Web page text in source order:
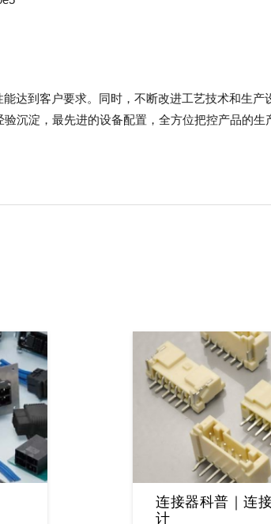
达到客户要求。同时，不断改进工艺技术和生产
沉淀，最先进的设备配置，全方位把控产品的生
连接器科普｜连
计